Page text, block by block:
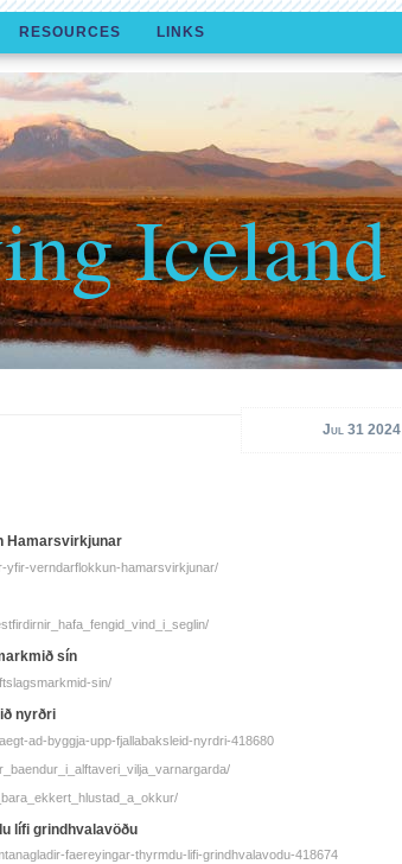
RESOURCES LINKS
Iceland
Jul 31 2024
Hamarsvirkjunar
yfir-verndarflokkun-hamarsvirkjunar/
sín
sin/
nyrðri
ad-byggja-upp-fjallabaksleid-nyrdri-418680
lífi grindhvalavöðu
faereyingar-thyrmdu-lifi-grindhvalavodu-418674